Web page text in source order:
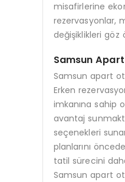
misafirlerine
rezervasyonlar,
değişiklikleri göz
Samsun
Samsun apart
Erken
imkanına sahip
avantaj
seçenekleri
planlarını
tatil sürecini
Samsun apart